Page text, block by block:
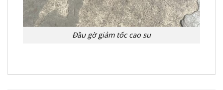
Đầu gờ giảm tốc cao su